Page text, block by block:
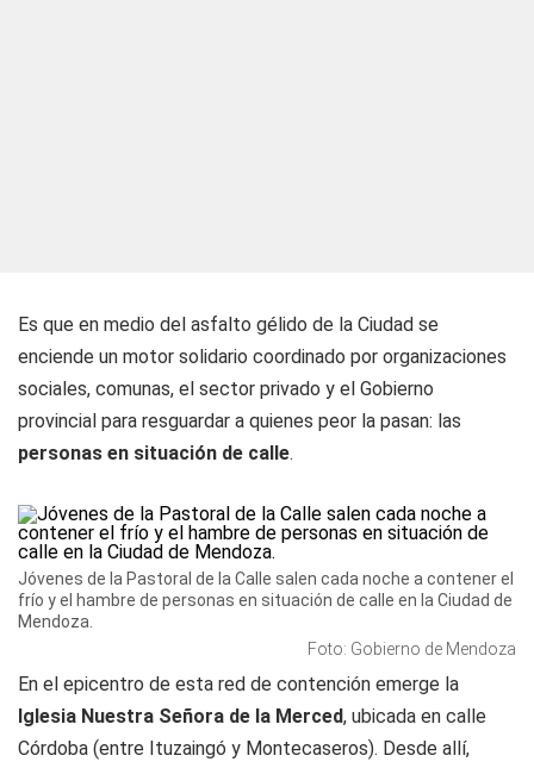
Es que en medio del asfalto gélido de la Ciudad se
enciende un motor solidario coordinado por organizaciones
sociales, comunas, el sector privado y el Gobierno
provincial para resguardar a quienes peor la pasan: las
personas en situación de calle.
Jóvenes de la Pastoral de la Calle salen cada noche a contener el
frío y el hambre de personas en situación de calle en la Ciudad de
Mendoza.
Foto: Gobierno de Mendoza
En el epicentro de esta red de contención emerge la
Iglesia Nuestra Señora de la Merced, ubicada en calle
Córdoba (entre Ituzaingó y Montecaseros). Desde allí,